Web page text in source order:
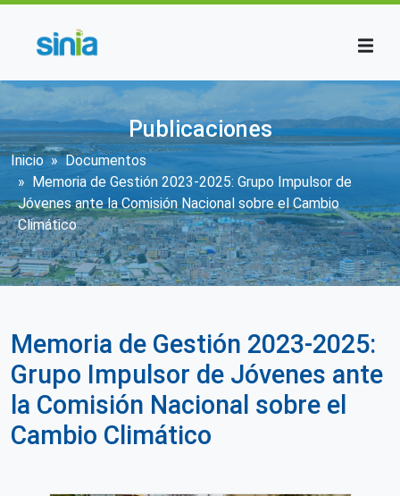
Publicaciones
Sobrescribir enlaces de ayuda a la
Inicio
Documentos
Memoria de Gestión 2023-2025: Grupo Impulsor de
Jóvenes ante la Comisión Nacional sobre el Cambio
Climático
Memoria de Gestión 2023-2025:
Grupo Impulsor de Jóvenes ante
la Comisión Nacional sobre el
Cambio Climático